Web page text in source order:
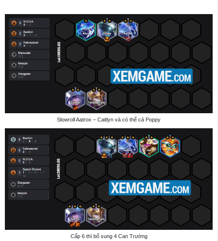
Slowroll Aatrox – Caitlyn và có thể cả Poppy
Cấp 6 thì bổ sung 4 Can Trường